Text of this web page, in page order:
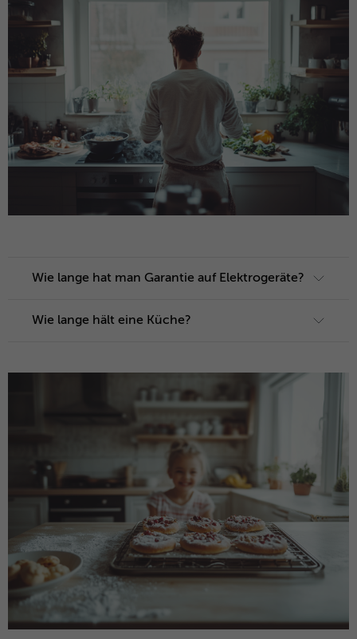
Wie lange hat man Garantie auf Elektrogeräte?
Wie lange hält eine Küche?